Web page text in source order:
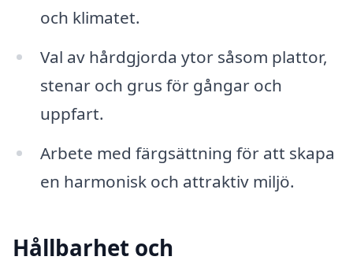
och klimatet.
Val av hårdgjorda ytor såsom plattor,
stenar och grus för gångar och
uppfart.
Arbete med färgsättning för att skapa
en harmonisk och attraktiv miljö.
Hållbarhet och